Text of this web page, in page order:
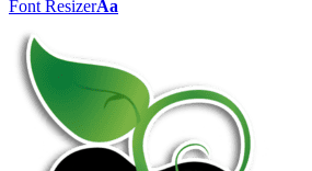
Font ResizerAa